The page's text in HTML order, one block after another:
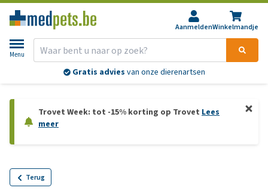
AanmeldenWinkelmandje
Menu
Gratis advies van onze dierenartsen
Trovet Week: tot -15% korting op Trovet Lees
meer
Terug